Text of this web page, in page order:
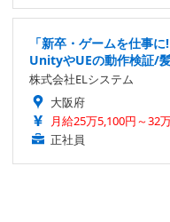
「新卒・ゲームを仕事
UnityやUEの動作検証/
株式会社ELシステム
大阪府
月給25万5,100円～32
正社員